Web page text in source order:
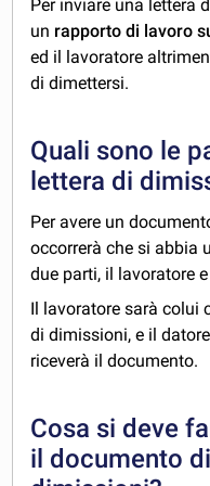
Per inviare una lettera
un rapporto di lavoro
ed il lavoratore
di dimettersi.
Quali sono le
lettera di
Per avere un
occorrerà che si abbia
due parti, il lavoratore
Il lavoratore sarà colui
di dimissioni, e il
riceverà il documento.
Cosa si deve
il documento